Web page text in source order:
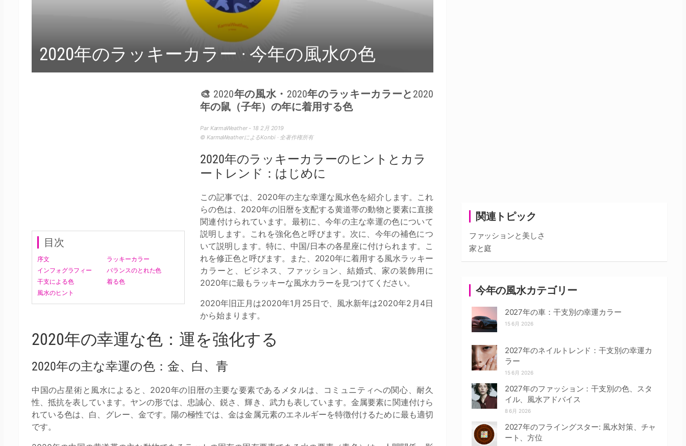
2020年のラッキーカラー · 今年の風水の色
目次
序文
ラッキーカラー
インフォグラフィー
バランスのとれた色
干支による色
着る色
風水のヒント
🎨 2020年の風水・2020年のラッキーカラーと2020
年の鼠（子年）の年に着用する色
Par KarmaWeather - 18 2月 2019
© KarmaWeatherによるKonbi · 全著作権所有
2020年のラッキーカラーのヒントとカラ
ートレンド：はじめに
この記事では、2020年の主な幸運な風水色を紹介します。これ
らの色は、2020年の旧暦を支配する黄道帯の動物と要素に直接
関連付けられています。最初に、今年の主な幸運の色について
説明します。これを強化色と呼びます。次に、今年の補色につ
いて説明します。特に、中国/日本の各星座に付けられます。こ
れを修正色と呼びます。また、2020年に着用する風水ラッキー
カラーと、ビジネス、ファッション、結婚式、家の装飾用に
2020年に最もラッキーな風水カラーを見つけてください。
2020年旧正月は2020年1月25日で、風水新年は2020年2月4日
から始まります。
2020年の幸運な色：運を強化する
2020年の主な幸運の色：金、白、青
中国の占星術と風水によると、2020年の旧暦の主要な要素であるメタルは、コミュニティへの関心、耐久
性、抵抗を表しています。ヤンの形では、忠誠心、鋭さ、輝き、武力も表しています。金属要素に関連付けら
れている色は、白、グレー、金です。陽の極性では、金は金属元素のエネルギーを特徴付けるために最も適切
です。
関連トピック
ファッションと美しさ
家と庭
今年の風水カテゴリー
2027年の車：干支別の幸運カラー
15 6月 2026
2027年のネイルトレンド：干支別の幸運カ
ラー
15 6月 2026
2027年のファッション：干支別の色、スタ
イル、風水アドバイス
8 6月 2026
2027年のフライングスター: 風水対策、チャ
ート、方位